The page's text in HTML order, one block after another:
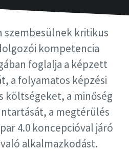
megfelelő módon
szembesülnek kritikus
kompetencia
foglalja a képzett
a folyamatos képzési
költségeket, a minőség
a megtérülés
4.0 koncepcióval járó
alkalmazkodást.